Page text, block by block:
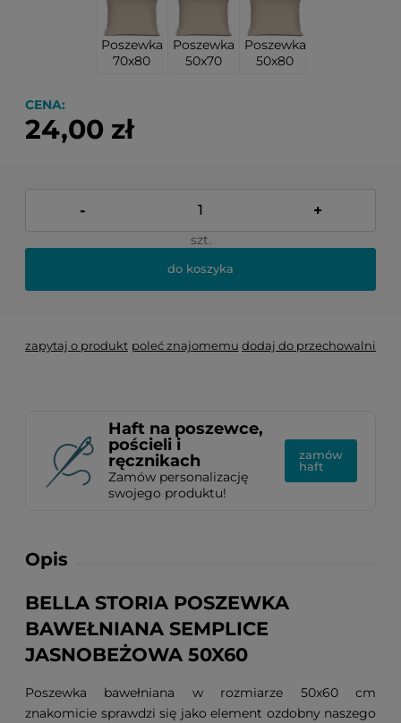
Poszewka
70x80
Poszewka
50x70
Poszewka
50x80
CENA:
24,00 zł
- +
szt.
do koszyka
zapytaj o produkt poleć znajomemu dodaj do przechowalni
Haft na poszewce,
pościeli i
ręcznikach
Zamów personalizację
swojego produktu!
zamów
haft
Opis
BELLA STORIA POSZEWKA
BAWEŁNIANA SEMPLICE
JASNOBEŻOWA 50X60
Poszewka bawełniana w rozmiarze 50x60 cm
znakomicie sprawdzi się jako element ozdobny naszego